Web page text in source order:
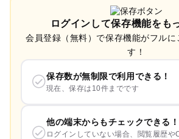
ログインして保存機能をも
会員登録（無料）で保存機能がフルに
す！
保存数が無制限で利用できる！
現在、保存は10件までです
他の端末からもチェックできる！
ログインしていない場合、閲覧履歴